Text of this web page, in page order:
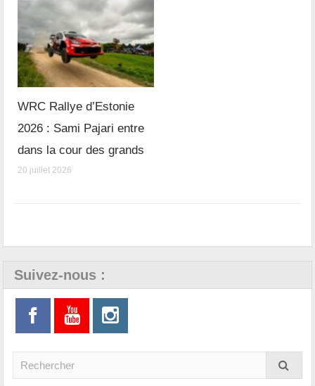
WRC Rallye d’Estonie
2026 : Sami Pajari entre
dans la cour des grands
20 juillet 2026
Suivez-nous :